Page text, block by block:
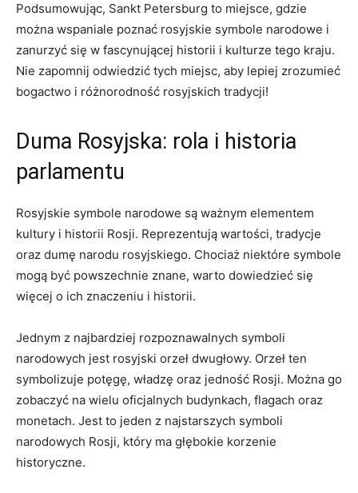
Podsumowując, Sankt Petersburg​ to miejsce, gdzie
można‍ wspaniale poznać rosyjskie symbole‌ narodowe i
zanurzyć ⁢się w fascynującej⁣ historii i⁢ kulturze tego⁣ kraju.
Nie ⁣zapomnij‍ odwiedzić tych⁤ miejsc, ⁢aby lepiej zrozumieć
bogactwo i ⁣różnorodność rosyjskich tradycji!
Duma Rosyjska:⁣ rola‌ i ⁤historia‍
parlamentu
Rosyjskie symbole narodowe są ważnym elementem
kultury‌ i historii⁤ Rosji. ⁣Reprezentują ⁣wartości, tradycje
oraz‍ dumę narodu rosyjskiego. Chociaż niektóre symbole‍
mogą być powszechnie znane, warto⁢ dowiedzieć się
⁣więcej o ich znaczeniu i⁤ historii.
Jednym ‌z najbardziej ⁢rozpoznawalnych⁤ symboli‍
narodowych jest ⁣rosyjski orzeł dwugłowy. ⁤Orzeł ten
symbolizuje ⁢potęgę, władzę oraz jedność⁢ Rosji. Można go
zobaczyć na ‌wielu ⁤oficjalnych budynkach, flagach‌ oraz
monetach. Jest ​to jeden z najstarszych symboli
‍narodowych Rosji,​ który ma głębokie korzenie
historyczne.